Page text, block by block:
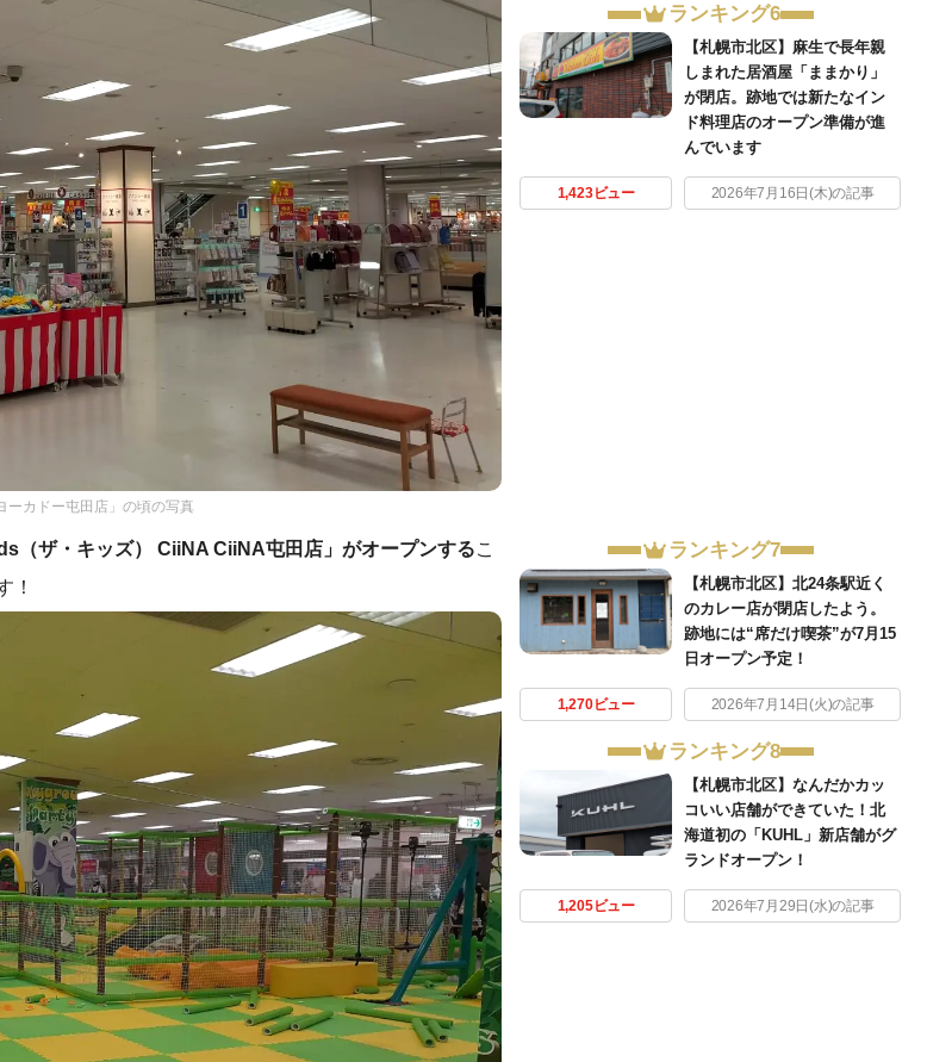
ーカドー屯田店」の頃の写真
（ザ・キッズ） CiiNA CiiNA屯田店」がオープンするこ
！
ランキング6
【札幌市北区】麻生で長年親
しまれた居酒屋「ままかり」
が閉店。跡地では新たなイン
ド料理店のオープン準備が進
んでいます
1,423ビュー 2026年7月16日(木)の記事
ランキング7
【札幌市北区】北24条駅近く
のカレー店が閉店したよう。
跡地には“席だけ喫茶”が7月15
日オープン予定！
1,270ビュー 2026年7月14日(火)の記事
ランキング8
【札幌市北区】なんだかカッ
コいい店舗ができていた！北
海道初の「KUHL」新店舗がグ
ランドオープン！
1,205ビュー 2026年7月29日(水)の記事